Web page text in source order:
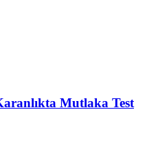
Mutlaka Test